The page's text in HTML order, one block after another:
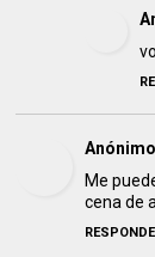
Anónimo
Me
cena de